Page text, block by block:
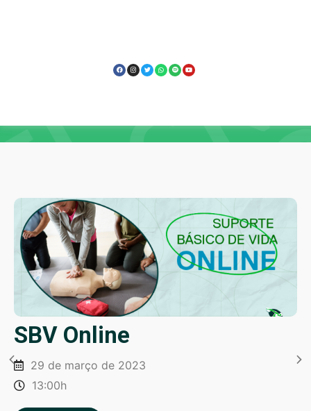
SBV Online
29 de março de 2023
13:00h